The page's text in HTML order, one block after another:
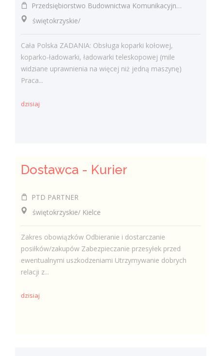
Przedsiębiorstwo Budownictwa Komunikacyjnego "MOSTKOL" Sp. z o.o.
świętokrzyskie/
Cała Polska ZADANIA: Obsługa koparki kołowej,
koparko-ładowarki, ładowarki teleskopowej (mile
widziane uprawnienia na więcej niż jedną maszynę)
Praca...
dzisiaj
Dostawca - Kurier
PTD PARTNER
świętokrzyskie/ Kielce
Zakres obowiązków Odbieranie i dostarczanie
posiłków/zakupów Zabezpieczanie przesyłek przed
ewentualnymi uszkodzeniami Utrzymywanie dobrych
relacji z...
dzisiaj